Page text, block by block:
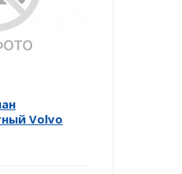
Volvo